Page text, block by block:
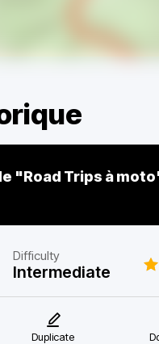
"Road Trips à
Difficulty
Intermediate
Duplicate